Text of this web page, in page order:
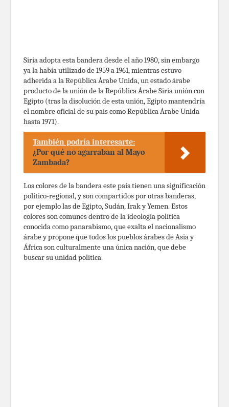
Siria adopta esta bandera desde el año 1980, sin embargo
ya la había utilizado de 1959 a 1961, mientras estuvo
adherida a la República Árabe Unida, un estado árabe
producto de la unión de la República Árabe Siria unión con
Egipto (tras la disolución de esta unión, Egipto mantendría
el nombre oficial de su país como República Árabe Unida
hasta 1971).
También podría interesarte:
¿Por qué no agarraban al Mayo
Zambada?
Los colores de la bandera este país tienen una significación
político-regional, y son compartidos por otras banderas,
por ejemplo las de Egipto, Sudán, Irak y Yemen. Estos
colores son comunes dentro de la ideología política
conocida como panarabismo, que exalta el nacionalismo
árabe y propone que todos los pueblos árabes de Asia y
África son culturalmente una única nación, que debe
buscar su unidad política.